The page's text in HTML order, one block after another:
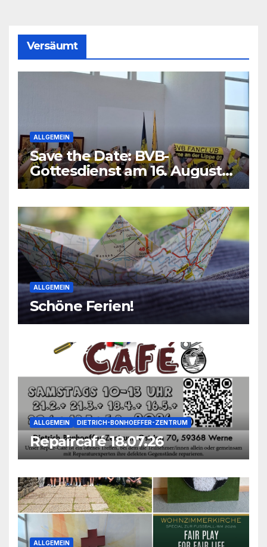
Versäumt
ALLGEMEIN
Save the Date: BVB-
Gottesdienst am 16. August
2026
ALLGEMEIN
Schöne Ferien!
ALLGEMEIN DIETRICH-BONHOEFFER-ZENTRUM
Repaircafé 18.07.26
ALLGEMEIN